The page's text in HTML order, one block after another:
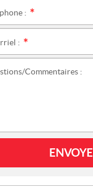
:
:
Commentaires :